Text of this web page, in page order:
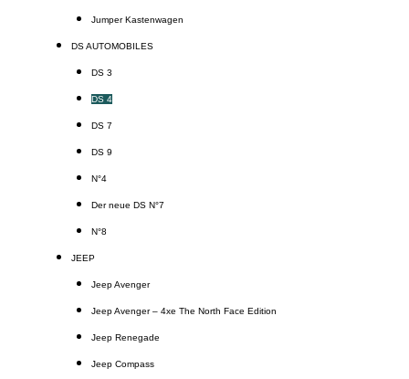
Jumper Kastenwagen
DS AUTOMOBILES
DS 3
DS 4
DS 7
DS 9
N°4
Der neue DS N°7
N°8
JEEP
Jeep Avenger
Jeep Avenger – 4xe The North Face Edition
Jeep Renegade
Jeep Compass